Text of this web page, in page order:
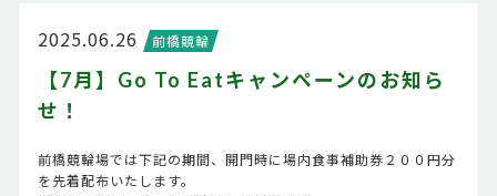
2025.06.26 前橋競輪
【7月】Go To Eatキャンペーンのお知ら
せ！
前橋競輪場では下記の期間、開門時に場内食事補助券２００円分
を先着配布いたします。